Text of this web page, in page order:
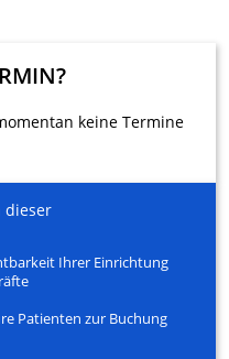
keine Termine
dieser
Ihrer Einrichtung
Patienten zur Buchung